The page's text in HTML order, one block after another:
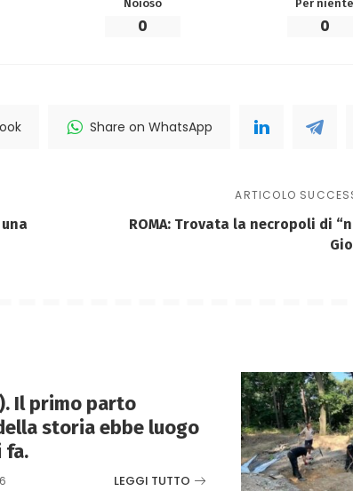
Noioso
0
Per niente
0
Share on WhatsApp
ARTICOLO
ROMA: Trovata la necropoli di
Il primo parto
storia ebbe luogo
fa.
LEGGI TUTTO